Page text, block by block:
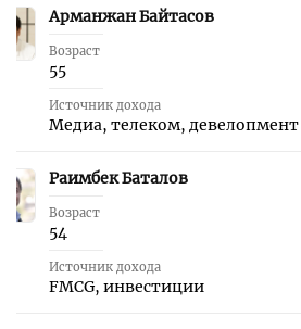
17 Арманжан Байтасов
Возраст
55
Источник дохода
Медиа, телеком, девелопмент
18 Раимбек Баталов
Возраст
54
Источник дохода
FMCG, инвестиции